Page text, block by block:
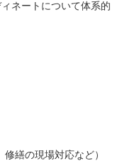
ネートについて体系的
繕の現場対応など）